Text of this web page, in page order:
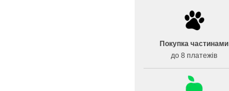
Покупка частинами
до 8 платежів